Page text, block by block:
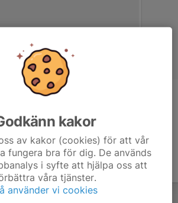
kakor
av kakor (cookies) för att vår
fungera bra för dig. De används
i syfte att hjälpa oss att
våra tjänster.
använder vi cookies